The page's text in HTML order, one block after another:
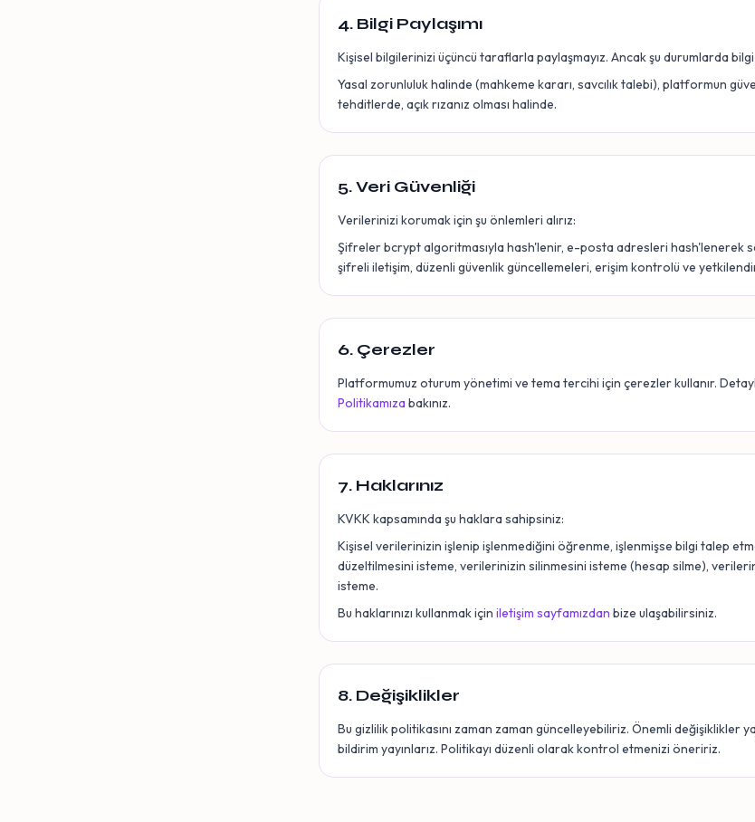
4. Bilgi Paylaşımı
Kişisel bilgilerinizi üçüncü taraflarla paylaşmayız. Ancak şu durumlarda bilgi
Yasal zorunluluk halinde (mahkeme kararı, savcılık talebi), platformun
tehditlerde, açık rızanız olması halinde.
5. Veri Güvenliği
Verilerinizi korumak için şu önlemleri alırız:
Şifreler bcrypt algoritmasıyla hash'lenir, e-posta adresleri hash'lenerek
şifreli iletişim, düzenli güvenlik güncellemeleri, erişim kontrolü ve
6. Çerezler
Platformumuz oturum yönetimi ve tema tercihi için çerezler kullanır.
Politikamıza bakınız.
7. Haklarınız
KVKK kapsamında şu haklara sahipsiniz:
Kişisel verilerinizin işlenip işlenmediğini öğrenme, işlenmişse bilgi talep
düzeltilmesini isteme, verilerinizin silinmesini isteme (hesap silme),
isteme.
Bu haklarınızı kullanmak için iletişim sayfamızdan bize ulaşabilirsiniz.
8. Değişiklikler
Bu gizlilik politikasını zaman zaman güncelleyebiliriz. Önemli değişiklikler
bildirim yayınlarız. Politikayı düzenli olarak kontrol etmenizi öneririz.